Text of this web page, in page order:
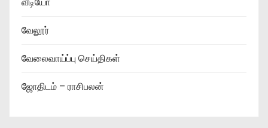
வேலூர்
வேலைவாய்ப்பு செய்திகள்
ஜோதிடம் – ராசிபலன்